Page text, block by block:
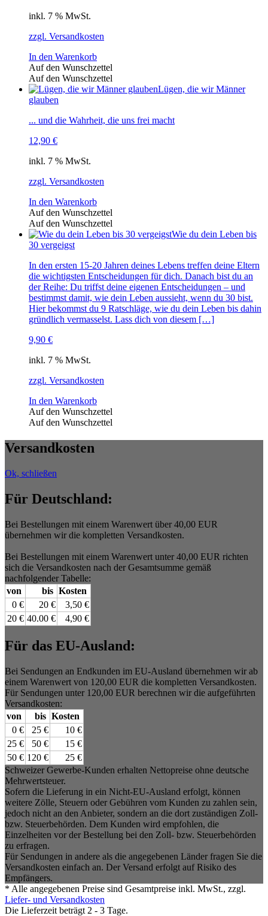
inkl. 7 % MwSt.
zzgl. Versandkosten
In den Warenkorb
Auf den Wunschzettel
Auf den Wunschzettel
Lügen, die wir Männer
glauben
... und die Wahrheit, die uns frei macht
12,90 €
inkl. 7 % MwSt.
zzgl. Versandkosten
In den Warenkorb
Auf den Wunschzettel
Auf den Wunschzettel
Wie du dein Leben bis
30 vergeigst
In den ersten 15-20 Jahren deines Lebens treffen deine Eltern
die wichtigsten Entscheidungen für dich. Danach bist du an
der Reihe: Du triffst deine eigenen Entscheidungen – und
bestimmst damit, wie dein Leben aussieht, wenn du 30 bist.
Hier bekommst du 9 Ratschläge, wie du dein Leben bis dahin
gründlich vermasselst. Lass dich von diesem […]
9,90 €
inkl. 7 % MwSt.
zzgl. Versandkosten
In den Warenkorb
Auf den Wunschzettel
Auf den Wunschzettel
Versandkosten
Ok, schließen
Für Deutschland:
Bei Bestellungen mit einem Warenwert über 40,00 EUR
übernehmen wir die kompletten Versandkosten.
Bei Bestellungen mit einem Warenwert unter 40,00 EUR richten
sich die Versandkosten nach der Gesamtsumme gemäß
nachfolgender Tabelle:
von
bis Kosten
0 €
20 €
3,50 €
20 € 40.00 € 4,90 €
Für das EU-Ausland:
Bei Sendungen an Endkunden im EU-Ausland übernehmen wir ab
einem Warenwert von 120,00 EUR die kompletten Versandkosten.
Für Sendungen unter 120,00 EUR berechnen wir die aufgeführten
Versandkosten:
von
bis Kosten
0 €
25 €
10 €
25 €
50 €
15 €
50 € 120 €
25 €
Schweizer Gewerbe-Kunden erhalten Nettopreise ohne deutsche
Mehrwertsteuer.
Sofern die Lieferung in ein Nicht-EU-Ausland erfolgt, können
weitere Zölle, Steuern oder Gebühren vom Kunden zu zahlen sein,
jedoch nicht an den Anbieter, sondern an die dort zuständigen Zoll-
bzw. Steuerbehörden. Dem Kunden wird empfohlen, die
Einzelheiten vor der Bestellung bei den Zoll- bzw. Steuerbehörden
zu erfragen.
Für Sendungen in andere als die angegebenen Länder fragen Sie die
Versandkosten einfach an. Der Versand erfolgt auf Risiko des
Empfängers.
* Alle angegebenen Preise sind Gesamtpreise inkl. MwSt., zzgl.
Liefer- und Versandkosten
Die Lieferzeit beträgt 2 - 3 Tage.